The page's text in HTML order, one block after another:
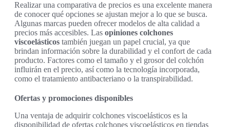
Realizar una comparativa de precios es una excelente manera
de conocer qué opciones se ajustan mejor a lo que se busca.
Algunas marcas pueden ofrecer modelos de alta calidad a
precios más accesibles. Las opiniones colchones
viscoelásticos también juegan un papel crucial, ya que
brindan información sobre la durabilidad y el confort de cada
producto. Factores como el tamaño y el grosor del colchón
influirán en el precio, así como la tecnología incorporada,
como el tratamiento antibacteriano o la transpirabilidad.
Ofertas y promociones disponibles
Una ventaja de adquirir colchones viscoelásticos es la
disponibilidad de ofertas colchones viscoelásticos en tiendas